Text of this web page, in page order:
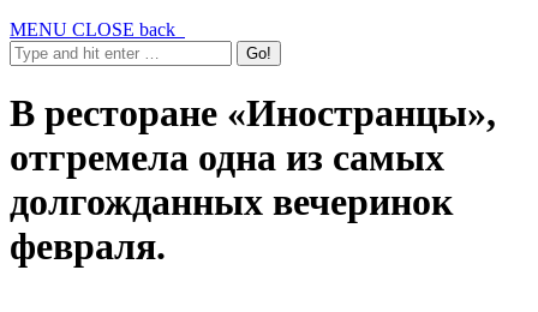
MENU CLOSE back
В ресторане «Иностранцы»,
отгремела одна из самых
долгожданных вечеринок
февраля.